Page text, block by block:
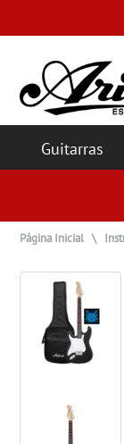
Guitarras
Página Inicial \